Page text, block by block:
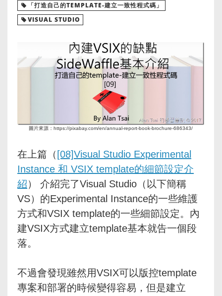
「打造自己的TEMPLATE-建立一致性程式碼」
VISUAL STUDIO
圖片來源：https://pixabay.com/en/annual-report-book-brochure-686343/
在上篇（[08]Visual Studio Experimental
Instance 和 VSIX template的細節設定介
紹） 介紹完了Visual Studio（以下簡稱
VS）的Experimental Instance的一些維護
方式和VSIX template的一些細節設定。內
建VSIX方式建立template基本就告一個段
落。
不過會發現雖然用VSIX可以版控template
專案和部署的時候變得容易，但是建立